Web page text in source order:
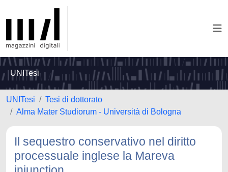
UNITesi
UNITesi
Tesi di dottorato
Alma Mater Studiorum - Università di Bologna
Il sequestro conservativo nel diritto
processuale inglese la Mareva